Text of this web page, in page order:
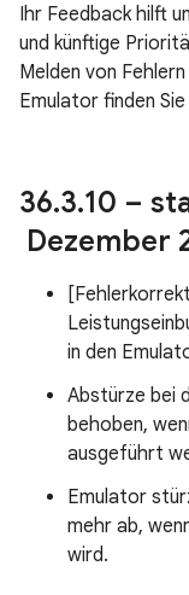
Ihr Feedback hilft
und künftige
Melden von
Emulator finden
36.3.10 –
Dezember
in den
Abstürze bei
behoben,
ausgeführt
Emulator
mehr ab,
wird.